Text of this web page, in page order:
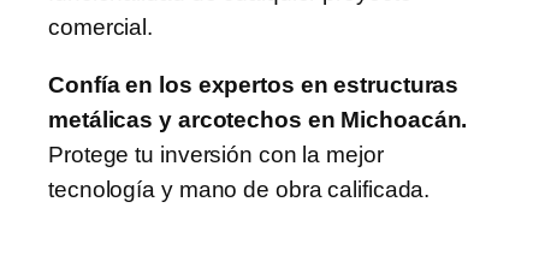
comercial.
Confía en los expertos en estructuras
metálicas y arcotechos en Michoacán.
Protege tu inversión con la mejor
tecnología y mano de obra calificada.